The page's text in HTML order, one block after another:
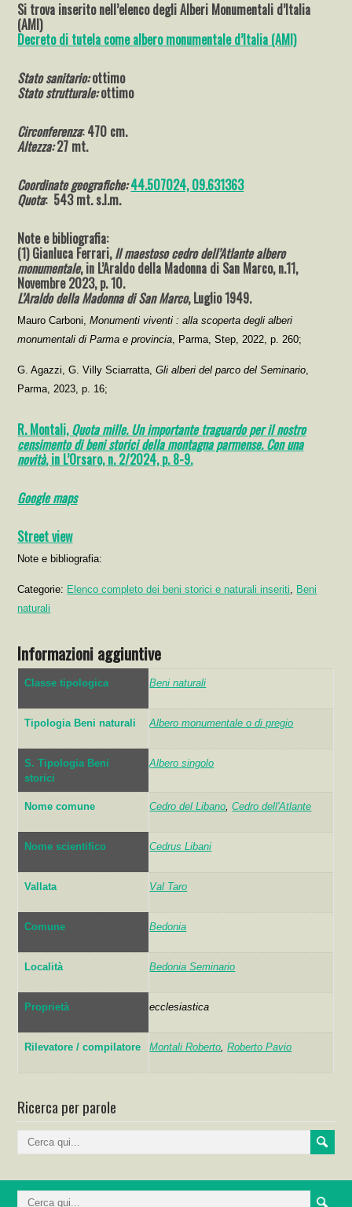
Si trova inserito nell’elenco degli Alberi Monumentali d’Italia
(AMI)
Decreto di tutela come albero monumentale d’Italia (AMI)
Stato sanitario:ottimo
Stato strutturale:ottimo
Circonferenza: 470 cm.
Altezza:27 mt.
Coordinate geografiche:44.507024, 09.631363
Quota: 543 mt. s.l.m.
Note e bibliografia:
(1) Gianluca Ferrari,Il maestoso cedro dell’Atlante albero
monumentale, in L’Araldo della Madonna di San Marco, n.11,
Novembre 2023, p. 10.
L’Araldo della Madonna di San Marco, Luglio 1949.
Mauro Carboni,Monumenti viventi : alla scoperta degli alberi
monumentali di Parma e provincia , Parma, Step, 2022, p. 260;
G. Agazzi, G. Villy Sciarratta,Gli alberi del parco del Seminario
Parma, 2023, p. 16;
R. Montali,Quota mille. Un importante traguardo per il nostro
censimento di beni storici della montagna parmense. Con una
novità, in L’Orsaro, n. 2/2024, p. 8-9.
Googlemaps
Street view
Note e bibliografia:
Categorie: Elenco completo dei beni storici e naturali inseriti
Beni
naturali
Informazioni aggiuntive
Classe tipologica Beni naturali
Tipologia Beni naturali Albero monumentale o di pregio
S. Tipologia Beni
storici
Albero singolo
Nome comune Cedro del Libano ,Cedro dell'Atlante
Nome scientifico Cedrus Libani
Vallata Val Taro
Comune Bedonia
Località Bedonia Seminario
Proprietà ecclesiastica
Rilevatore / compilatore Montali Roberto ,Roberto Pavio
Ricerca per parole